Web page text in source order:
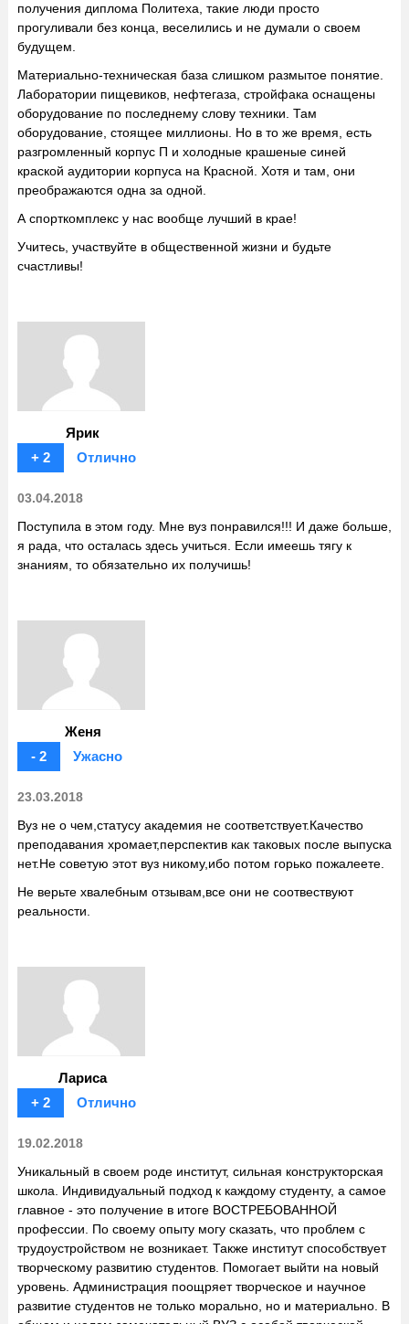
получения диплома Политеха, такие люди просто
прогуливали без конца, веселились и не думали о своем
будущем.
Материально-техническая база слишком размытое понятие.
Лаборатории пищевиков, нефтегаза, стройфака оснащены
оборудование по последнему слову техники. Там
оборудование, стоящее миллионы. Но в то же время, есть
разгромленный корпус П и холодные крашеные синей
краской аудитории корпуса на Красной. Хотя и там, они
преображаются одна за одной.
А спорткомплекс у нас вообще лучший в крае!
Учитесь, участвуйте в общественной жизни и будьте
счастливы!
Ярик
+ 2
Отлично
03.04.2018
Поступила в этом году. Мне вуз понравился!!! И даже больше,
я рада, что осталась здесь учиться. Если имеешь тягу к
знаниям, то обязательно их получишь!
Женя
- 2
Ужасно
23.03.2018
Вуз не о чем,статусу академия не соответствует.Качество
преподавания хромает,перспектив как таковых после выпуска
нет.Не советую этот вуз никому,ибо потом горько пожалеете.
Не верьте хвалебным отзывам,все они не соотвествуют
реальности.
Лариса
+ 2
Отлично
19.02.2018
Уникальный в своем роде институт, сильная конструкторская
школа. Индивидуальный подход к каждому студенту, а самое
главное - это получение в итоге ВОСТРЕБОВАННОЙ
профессии. По своему опыту могу сказать, что проблем с
трудоустройством не возникает. Также институт способствует
творческому развитию студентов. Помогает выйти на новый
уровень. Администрация поощряет творческое и научное
развитие студентов не только морально, но и материально. В